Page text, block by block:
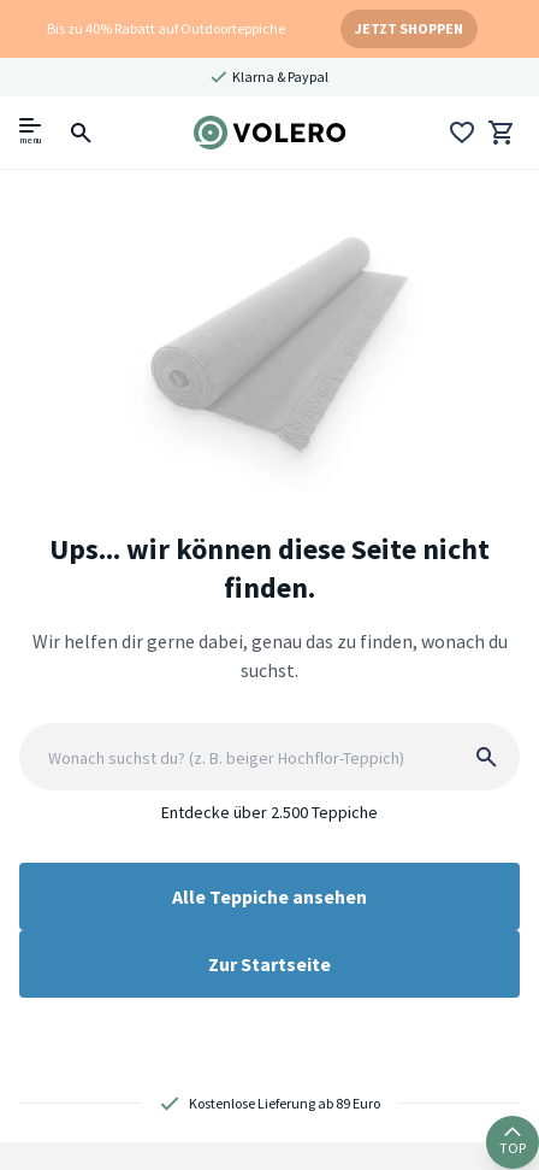
Bis zu 40% Rabatt auf Outdoorteppiche JETZT SHOPPEN
Klarna & Paypal
menu
Ups... wir können diese Seite nicht
finden.
Wir helfen dir gerne dabei, genau das zu finden, wonach du
suchst.
Entdecke über 2.500 Teppiche
Alle Teppiche ansehen
Zur Startseite
Kostenlose Lieferung ab 89 Euro
TOP